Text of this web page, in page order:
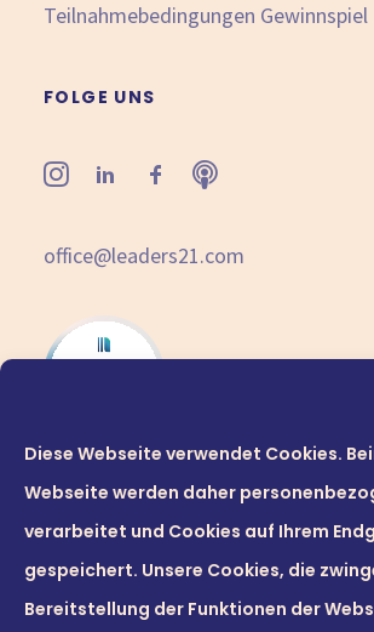
Diese Webseite verwendet Cookies.
Webseite werden daher
verarbeitet und Cookies auf Ihrem
gespeichert. Unsere Cookies, die
Bereitstellung der Funktionen der
Teilnahmebedingungen Gewinnspiel
FOLGE UNS
office@leaders21.com